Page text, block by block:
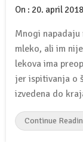
On : 20. april
Mnogi
mleko, ali im
lekova ima
jer ispitivanja o
izvedena do
Continue